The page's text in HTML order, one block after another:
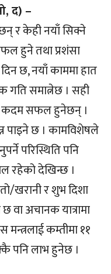
द) –
र केही नयाँ सिक्ने
हुने तथा प्रशंसा
छ, नयाँ काममा हात
समात्नेछ । सही
कदम सफल हुनेछन् ।
छ । कामविशेषले
परिस्थिति पनि
रहेको देखिन्छ ।
खरानी र शुभ दिशा
वा अचानक यात्रामा
कम्तीमा ११
पनि लाभ हुनेछ ।